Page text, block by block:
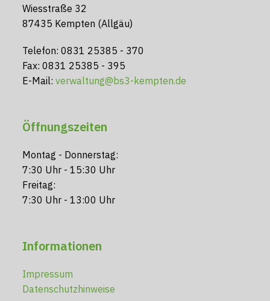
Wiesstraße 32
87435 Kempten (Allgäu)
Telefon: 0831 25385 - 370
Fax: 0831 25385 - 395
E-Mail:verwaltung@bs3-kempten.de
Öffnungszeiten
Montag - Donnerstag:
7:30 Uhr - 15:30 Uhr
Freitag:
7:30 Uhr - 13:00 Uhr
Informationen
Impressum
Datenschutzhinweise